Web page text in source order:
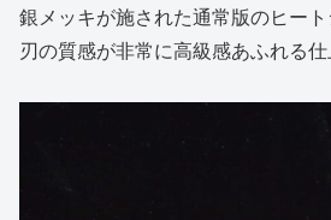
銀メッキが施された通常版のヒー
刃の質感が非常に高級感あふれる